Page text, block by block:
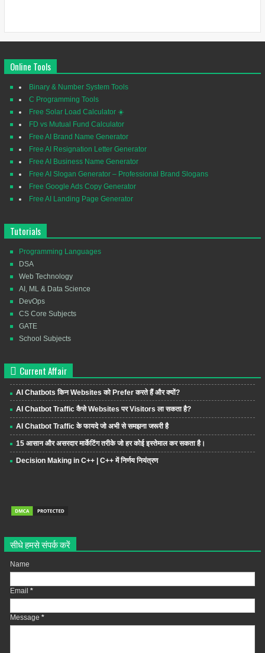
Online Tools
Binary & Number System Tools
C Programming Tools
Free Solar Load Calculator ☀️
FD vs Mutual Fund Calculator
Free AI Brand Name Generator
Free AI Resignation Letter Generator
Free AI Business Name Generator
Free AI Slogan Generator – Professional Brand Slogans
Free Google Ads Copy Generator
Free AI Landing Page Generator
Tutorials
Programming Languages
DSA
Web Technology
AI, ML & Data Science
DevOps
CS Core Subjects
GATE
School Subjects
Current Affair
AI Chatbots किन Websites को Prefer करते हैं और क्यों?
AI Chatbot Traffic कैसे Websites पर Visitors ला सकता है?
AI Chatbot Traffic के फायदे जो अभी से समझना जरूरी है
15 आसान और असरदार मार्केटिंग तरीके जो हर कोई इस्तेमाल कर सकता है।
Decision Making in C++ | C++ में निर्णय नियंत्रण
सीधे हमसे संपर्क करें
Name
Email *
Message *